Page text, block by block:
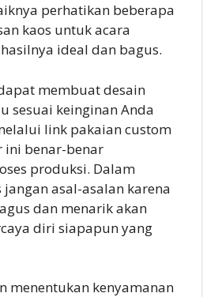
perhatikan beberapa
kaos untuk acara
ideal dan bagus.
membuat desain
sesuai keinginan Anda
link pakaian custom
ini benar-benar
produksi. Dalam
asal-asalan karena
dan menarik akan
diri siapapun yang
menentukan kenyamanan